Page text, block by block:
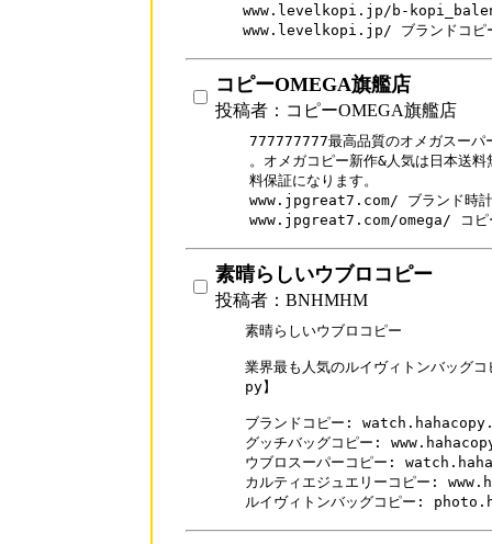
www.levelkopi.jp/b-
www.levelkopi.jp/ ブランドコピ
コピーOMEGA旗艦店
投稿者：コピーOMEGA旗艦店
777777777最高品質のオメガスーパ
。オメガコピー新作&人気は日本送料
料保証になります。
www.jpgreat7.com/ ブランド時計
www.jpgreat7.com/omega/ コピー
素晴らしいウブロコピー
投稿者：BNHMHM
素晴らしいウブロコピー
業界最も人気のルイヴィトンバッグ
py】
ブランドコピー:
グッチバッグコピー:
ウブロスーパーコピー:
カルティエジュエリーコピー:
ルイヴィトンバッグコピー: